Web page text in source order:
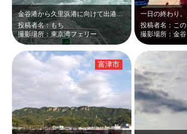
金谷港から久里浜港に向けて出港したときの写真です。
投稿者名：もち
撮影場所：東京湾フェリー
投稿者名：この
撮影場所：金谷
富津市